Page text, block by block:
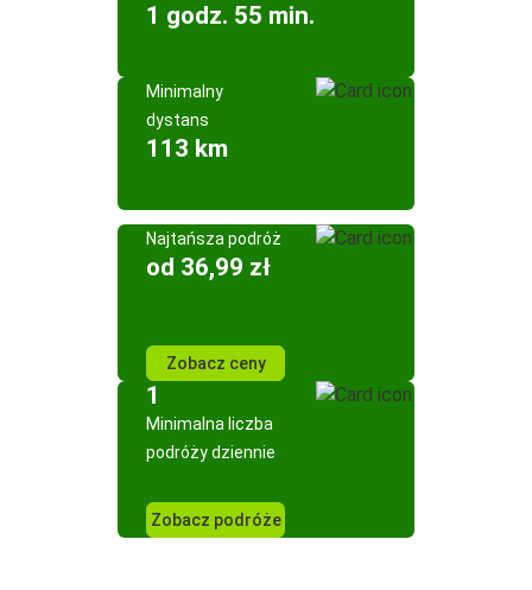
1 godz. 55 min.
Minimalny
dystans
113 km
Najtańsza podróż
od 36,99 zł
Zobacz ceny
1
Minimalna liczba
podróży dziennie
Zobacz podróże